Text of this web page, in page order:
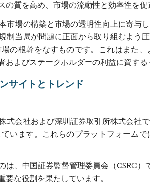
質を高め、市場の流動性と効率性を促
市場の構築と市場の透明性向上に寄与
制当局が問題に正面から取り組むよう
の根幹をなすものです。これはまた
よびステークホルダーの利益に資する
サイトとトレンド
式会社および深圳証券取引所株式会社
います。これらのプラットフォーム
、中国証券監督管理委員会（CSRC）
な役割を果たしています。